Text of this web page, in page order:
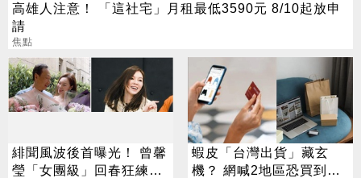
高雄人注意！ 「這社宅」月租最低3590元 8/10起放申
請
焦點
緋聞風波後首曝光！ 曾馨
瑩「女團級」回春狂練舞
蝦皮「台灣出貨」藏玄
機？ 網喊2地區恐買到假